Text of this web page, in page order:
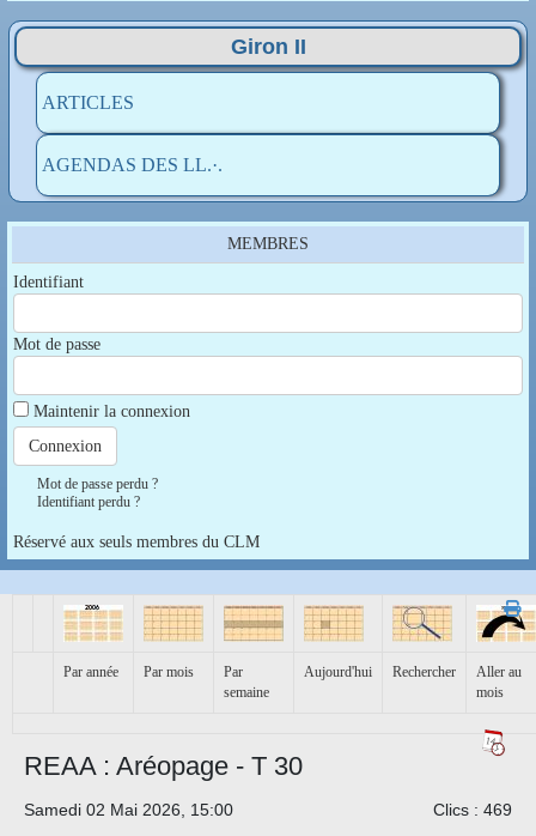
Giron II
ARTICLES
AGENDAS DES LL.·.
MEMBRES
Identifiant
Mot de passe
Maintenir la connexion
Mot de passe perdu ?
Identifiant perdu ?
Réservé aux seuls membres du CLM
Par année Par mois
Par
semaine
Aujourd'hui Rechercher
Aller au
mois
REAA : Aréopage - T 30
Samedi 02 Mai 2026, 15:00 Clics: 469